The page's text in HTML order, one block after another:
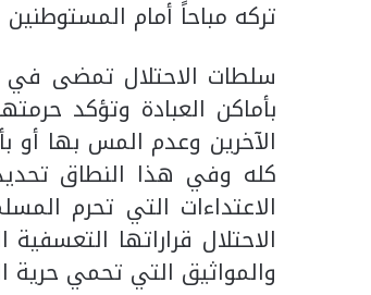
تركه مباحاً أمام
سلطات الاحتلال تمضى في
بأماكن العبادة وتؤكد
الآخرين وعدم المس بها أو
كله وفي هذا النطاق
الاعتداءات التي تحرم
الاحتلال قراراتها
والمواثيق التي تحمي حرية